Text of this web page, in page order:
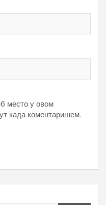
место у овом
када коментаришем.